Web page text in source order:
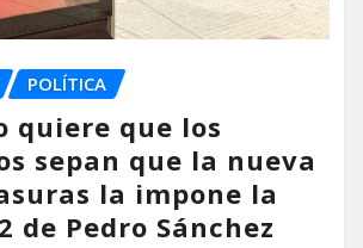
POLÍTICA
quiere que los
sepan que la nueva
la impone la
de Pedro Sánchez